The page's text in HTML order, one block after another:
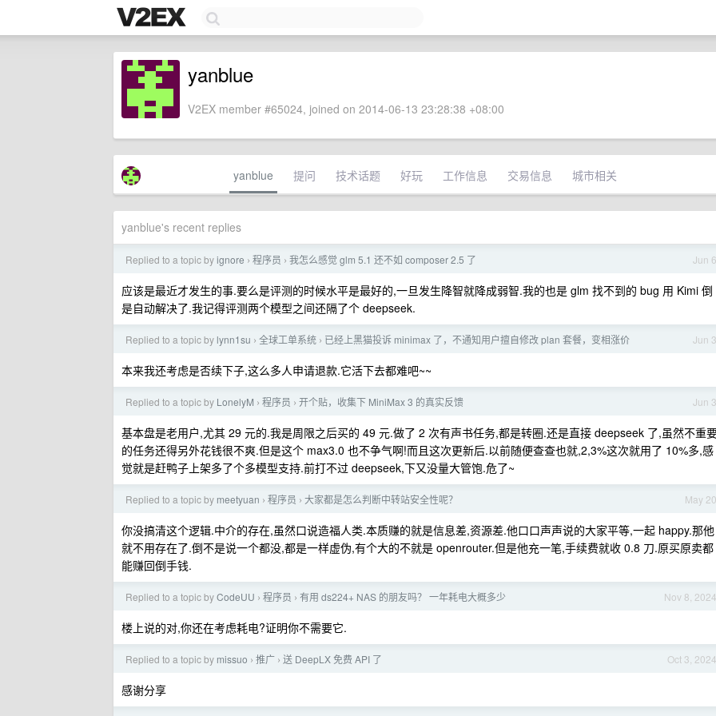
yanblue
V2EX member #65024, joined on 2014-06-13 23:28:38 +08:00
yanblue 提问 技术话题 好玩 工作信息 交易信息 城市相关
yanblue's recent replies
Jun 6
Replied to a topic byignore › 程序员 › 我怎么感觉 glm 5.1 还不如 composer 2.5 了
应该是最近才发生的事.要么是评测的时候水平是最好的,一旦发生降智就降成弱智.我的也是 glm 找不到的 bug 用 Kimi 倒
是自动解决了.我记得评测两个模型之间还隔了个 deepseek.
Jun 3
Replied to a topic by lynn1su › 全球工单系统 › 已经上黑猫投诉 minimax 了，不通知用户擅自修改 plan 套餐，变相涨价
本来我还考虑是否续下子,这么多人申请退款.它活下去都难吧~~
Jun 3
Replied to a topic by LonelyM › 程序员 › 开个贴，收集下 MiniMax 3 的真实反馈
基本盘是老用户,尤其 29 元的.我是周限之后买的 49 元.做了 2 次有声书任务,都是转圈.还是直接 deepseek 了,虽然不重
的任务还得另外花钱很不爽.但是这个 max3.0 也不争气啊!而且这次更新后.以前随便查查也就,2,3%这次就用了 10%多,感
觉就是赶鸭子上架多了个多模型支持.前打不过 deepseek,下又没量大管饱.危了~
May 20
Replied to a topic by meetyuan › 程序员 › 大家都是怎么判断中转站安全性呢？
你没搞清这个逻辑.中介的存在,虽然口说造福人类.本质赚的就是信息差,资源差.他口口声声说的大家平等,一起 happy.那他
就不用存在了.倒不是说一个都没,都是一样虚伪,有个大的不就是 openrouter.但是他充一笔,手续费就收 0.8 刀.原买原卖都
能赚回倒手钱.
Nov 8, 2024
Replied to a topic byCodeUU › 程序员 › 有用 ds224+ NAS 的朋友吗？ 一年耗电大概多少
楼上说的对,你还在考虑耗电?证明你不需要它.
Oct 3, 2024
Replied to a topic by missuo › 推广 › 送 DeepLX 免费 API 了
感谢分享